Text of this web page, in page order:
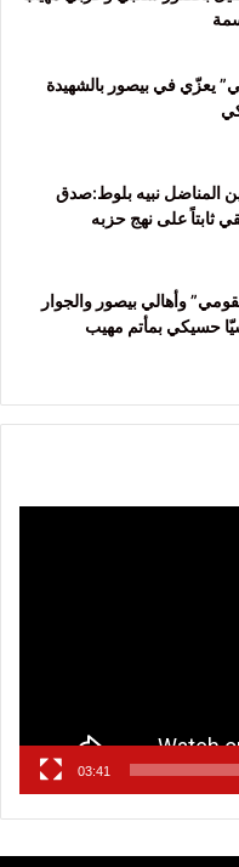
يعزّي في بيصور بالشهيدة
المناضل نبيه بلوط:صدق
ثابتاً على نهج حزبه
وأهالي بيصور والجوار
حسيكي بمأتم مهيب
03:41